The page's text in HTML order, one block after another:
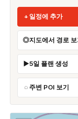
일정에 추가
지도에서 경로 보
5일 플랜 생성
주변 POI 보기